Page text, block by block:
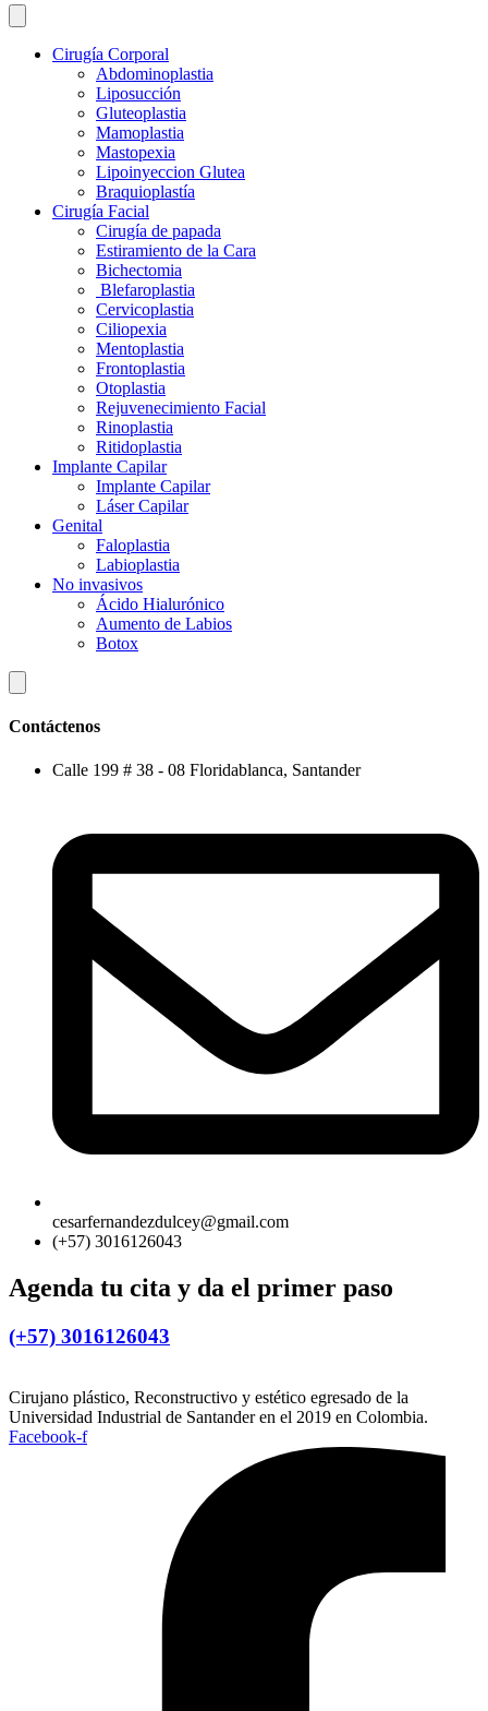
Cirugía Corporal
Abdominoplastia
Liposucción
Gluteoplastia
Mamoplastia
Mastopexia
Lipoinyeccion Glutea
Braquioplastía
Cirugía Facial
Cirugía de papada
Estiramiento de la Cara
Bichectomia
Blefaroplastia
Cervicoplastia
Ciliopexia
Mentoplastia
Frontoplastia
Otoplastia
Rejuvenecimiento Facial
Rinoplastia
Ritidoplastia
Implante Capilar
Implante Capilar
Láser Capilar
Genital
Faloplastia
Labioplastia
No invasivos
Ácido Hialurónico
Aumento de Labios
Botox
Contáctenos
Calle 199 # 38 - 08 Floridablanca, Santander
cesarfernandezdulcey@gmail.com
(+57) 3016126043
Agenda tu cita y da el primer paso
(+57) 3016126043
Cirujano plástico, Reconstructivo y estético egresado de la
Universidad Industrial de Santander en el 2019 en Colombia.
Facebook-f